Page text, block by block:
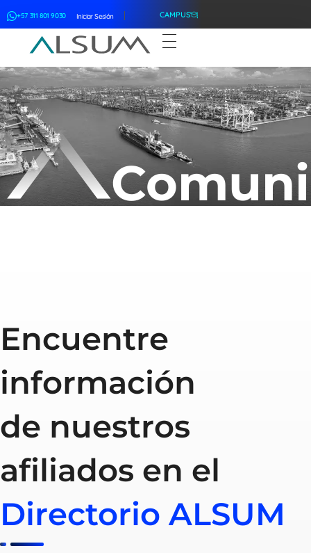
+57 311 801 9030 Iniciar Sesión CAMPUS
ALSUM
Encuentre
información
de nuestros
afiliados en el
Directorio ALSUM